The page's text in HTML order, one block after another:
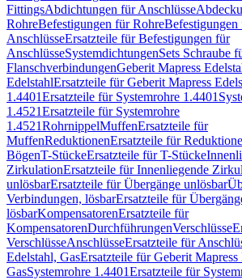
FittingsAbdichtungen für Anschlüsse
RohreBefestigungen für RohreBefestigungen
AnschlüsseErsatzteile für Befestigungen für
AnschlüsseSystemdichtungenSets Schraube
FlanschverbindungenGeberit Mapress
EdelstahlErsatzteile für Geberit Mapress
1.4401Ersatzteile für Systemrohre 1.4401
1.4521Ersatzteile für Systemrohre
1.4521RohrnippelMuffenErsatzteile für
MuffenReduktionenErsatzteile für
BögenT-StückeErsatzteile für T-Stücke
ZirkulationErsatzteile für Innenliegende
unlösbarErsatzteile für Übergänge unlösbar
Verbindungen, lösbarErsatzteile für
lösbarKompensatorenErsatzteile für
KompensatorenDurchführungenVerschlüsse
VerschlüsseAnschlüsseErsatzteile für
Edelstahl, GasErsatzteile für Geberit Mapress
GasSystemrohre 1.4401Ersatzteile für